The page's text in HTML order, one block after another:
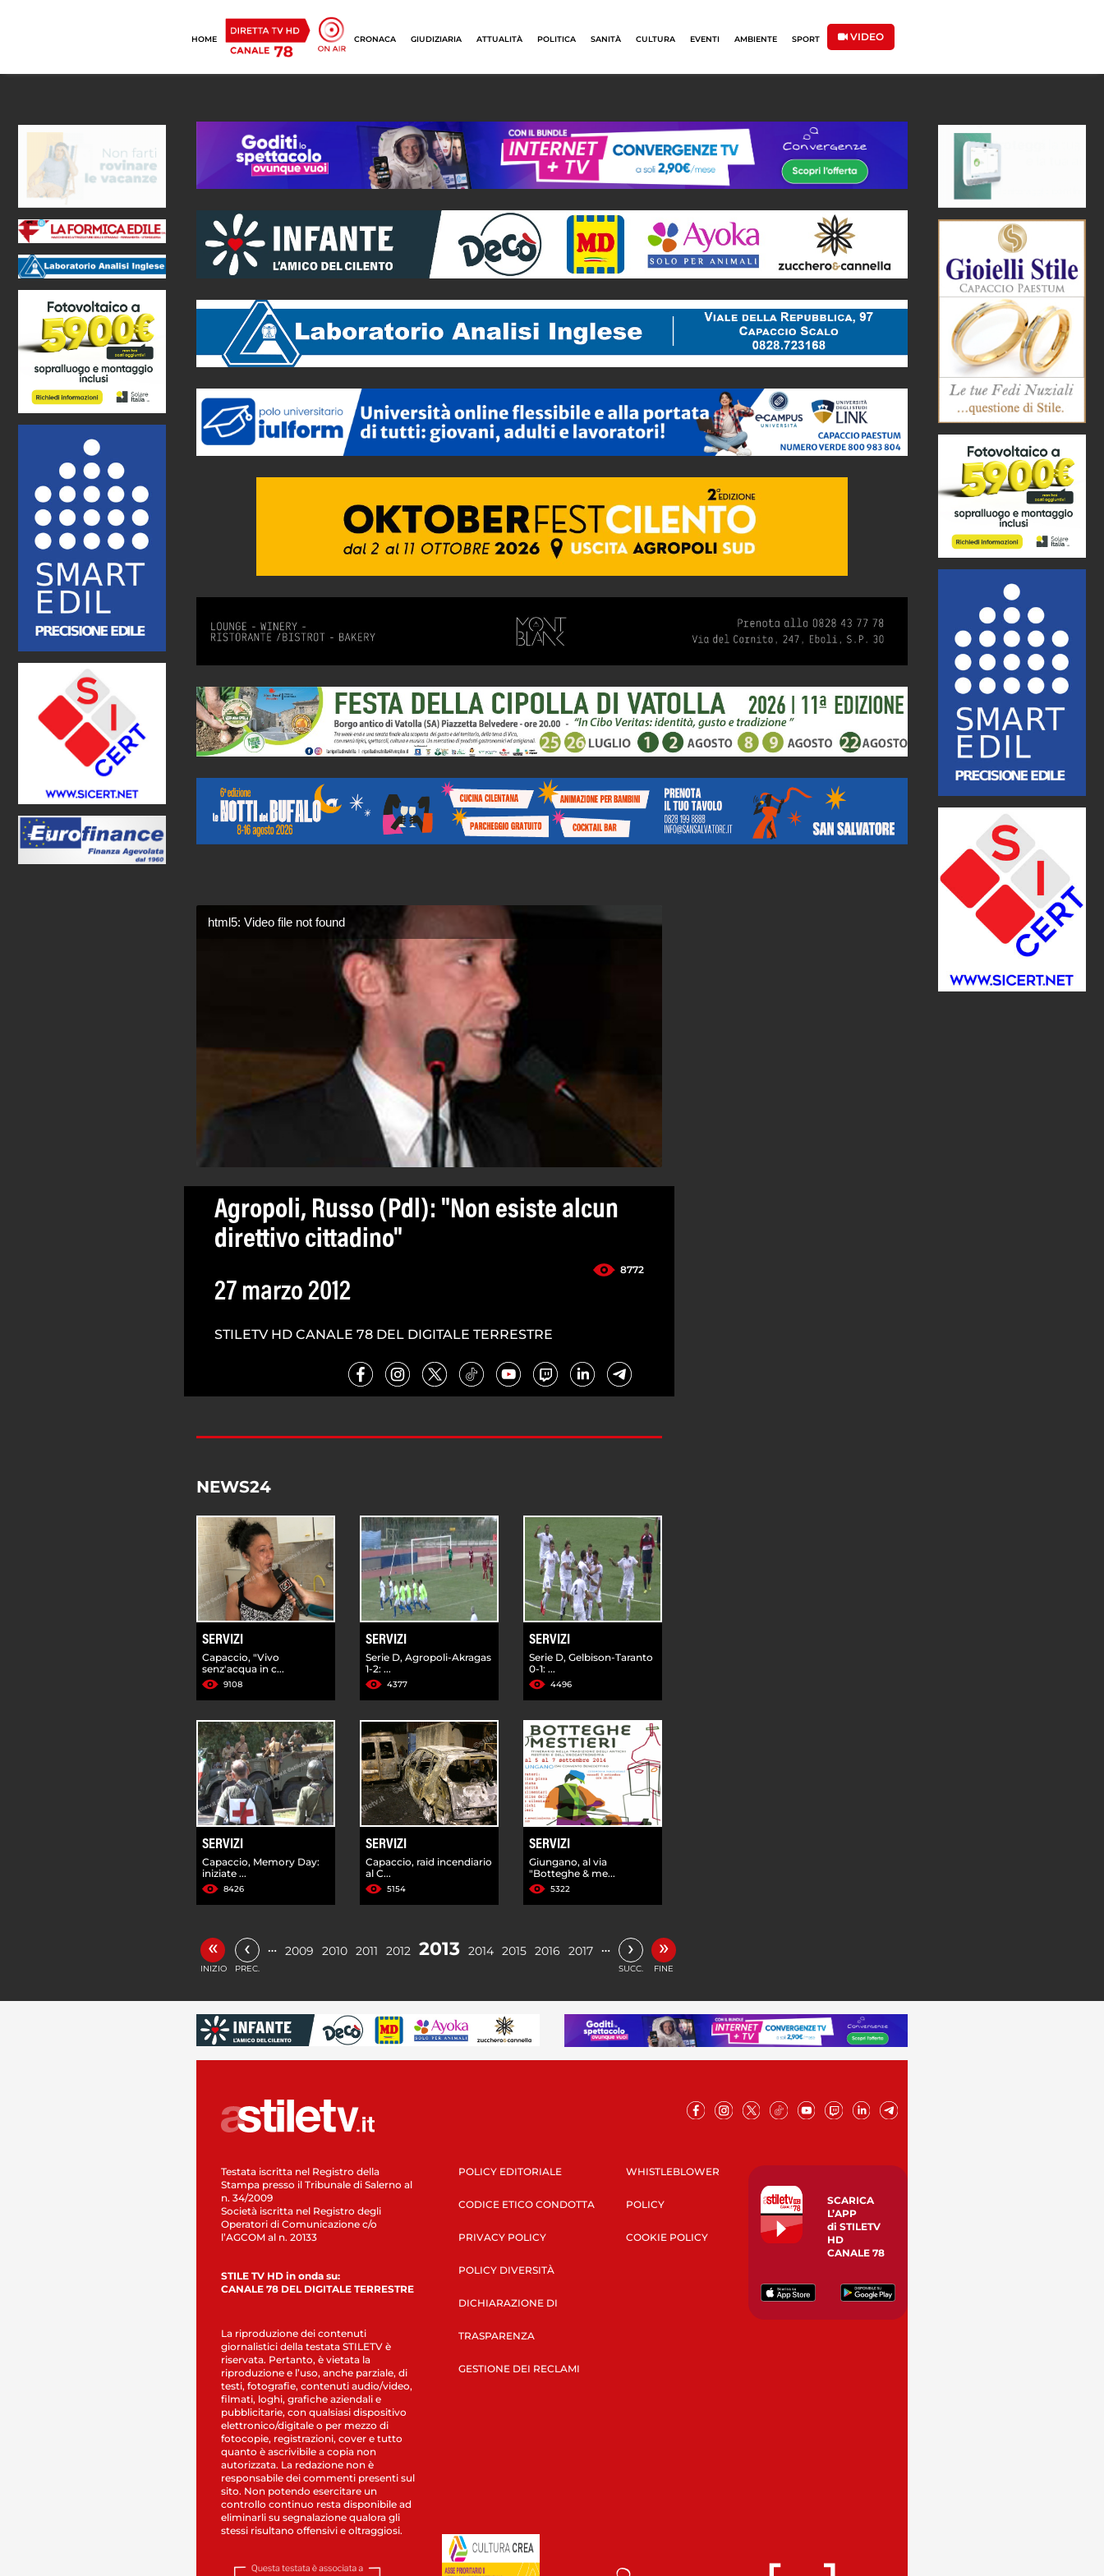
HOME CRONACA GIUDIZIARIA ATTUALITÀ POLITICA SANITÀ CULTURA EVENTI AMBIENTE SPORT VIDEO
html5: Video file not found
Agropoli, Russo (Pdl): "Non esiste alcun
direttivo cittadino"
8772
27 marzo 2012
STILETV HD CANALE 78 DEL DIGITALE TERRESTRE
NEWS24
SERVIZI
Capaccio, "Vivo
senz'acqua in c...
9108
SERVIZI
Serie D, Agropoli-Akragas
1-2: ...
4377
SERVIZI
Serie D, Gelbison-Taranto
0-1: ...
4496
SERVIZI
Capaccio, Memory Day:
iniziate ...
8426
SERVIZI
Capaccio, raid incendiario
al C...
5154
SERVIZI
Giungano, al via
"Botteghe & me...
5322
«
INIZIO
‹
PREC.
… 2009 2010 2011 2012 2013 2014 2015 2016 2017 … ›
SUCC.
»
FINE
Testata iscritta nel Registro della
Stampa presso il Tribunale di Salerno al
n. 34/2009
Società iscritta nel Registro degli
Operatori di Comunicazione c/o
l’AGCOM al n. 20133
STILE TV HD in onda su:
CANALE 78 DEL DIGITALE TERRESTRE
La riproduzione dei contenuti
giornalistici della testata STILETV è
riservata. Pertanto, è vietata la
riproduzione e l’uso, anche parziale, di
testi, fotografie, contenuti audio/video,
filmati, loghi, grafiche aziendali e
pubblicitarie, con qualsiasi dispositivo
elettronico/digitale o per mezzo di
fotocopie, registrazioni, cover e tutto
quanto è ascrivibile a copia non
autorizzata. La redazione non è
responsabile dei commenti presenti sul
sito. Non potendo esercitare un
controllo continuo resta disponibile ad
eliminarli su segnalazione qualora gli
stessi risultano offensivi e oltraggiosi.
POLICY EDITORIALE
CODICE ETICO CONDOTTA
PRIVACY POLICY
POLICY DIVERSITÀ
DICHIARAZIONE DI
TRASPARENZA
GESTIONE DEI RECLAMI
WHISTLEBLOWER
POLICY
COOKIE POLICY
SCARICA
L’APP
di STILETV
HD
CANALE 78